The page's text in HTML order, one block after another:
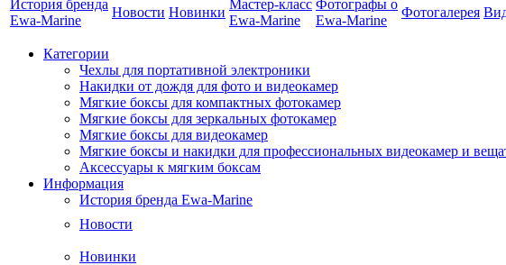
История бренда
Ewa-Marine
Новости Новинки
Мастер-класс
Ewa-Marine
Фотографы о
Ewa-Marine
Фотогалерея
Категории
Чехлы для портативной электроники
Накидки от дождя для фото и видеокамер
Мягкие боксы для компактных фотокамер
Мягкие боксы для зеркальных фотокамер
Мягкие боксы для видеокамер
Мягкие боксы и накидки для профессиональных видеокамер и
Аксессуары к мягким боксам
Информация
История бренда Ewa-Marine
Новости
Новинки